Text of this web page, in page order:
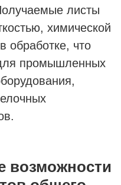
листы
химической
обработке, что
промышленных
возможности